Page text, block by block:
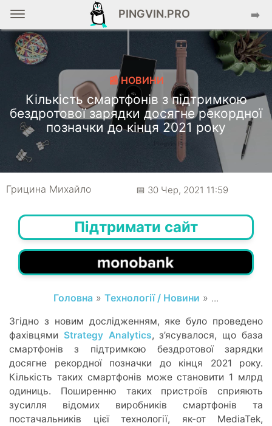
PINGVIN.PRO ➡️
📰 НОВИНИ
Кількість смартфонів з підтримкою
бездротової зарядки досягне рекордної
позначки до кінця 2021 року
Грицина Михайло 📅 30 Чер, 2021 11:59
Підтримати сайт
Головна » Технології / Новини » ...
Згідно з новим дослідженням, яке було проведено
фахівцями Strategy Analytics, з’ясувалося, що база
смартфонів з підтримкою бездротової зарядки
досягне рекордної позначки до кінця 2021 року.
Кількість таких смартфонів може становити 1 млрд
одиниць. Поширенню таких пристроїв сприяють
зусилля відомих виробників смартфонів та
постачальників цієї технології, як-от MediaTek,